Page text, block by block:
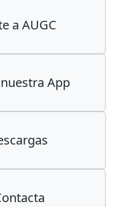
a AUGC
App